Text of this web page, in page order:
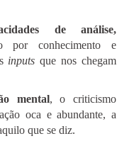
de análise,
por conhecimento e
inputs que nos chegam
mental, o criticismo
oca e abundante, a
que se diz.